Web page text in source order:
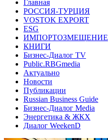
Главная
РОССИЯ-ТУРЦИЯ
VOSTOK EXPORT
ESG
ИМПОРТОЗМЕЩЕНИЕ
КНИГИ
Бизнес-Диалог TV
Public.RBGmedia
Актуально
Новости
Публикации
Russian Business Guide
Бизнес-Диалог Media
Энергетика & ЖКХ
Диалог WeekenD